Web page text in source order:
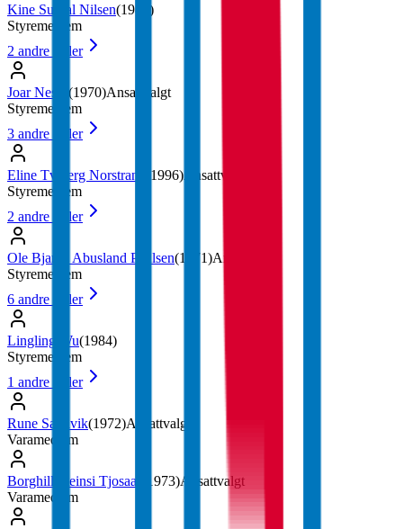
Kine Surdal Nilsen(1987
)
Styremedlem
2 andre roller
Joar Nesse (1970)Ansattvalgt
Styremedlem
3 andre roller
Eline Tviberg Norstrand 1996) Ansattvalgt
Styremedlem
2 andre roller
Ole Bjarne Abusland Paulsen(1971)Ansattvalgt
Styremedlem
6 andre roller
Lingling Wu(1984)
Styremedlem
1 andre roller
Rune Sandvik(1972)Ansattvalgt
Varamedlem
Borghill Steinsi Tjosaas 1973)Ansattvalgt
Varamedlem